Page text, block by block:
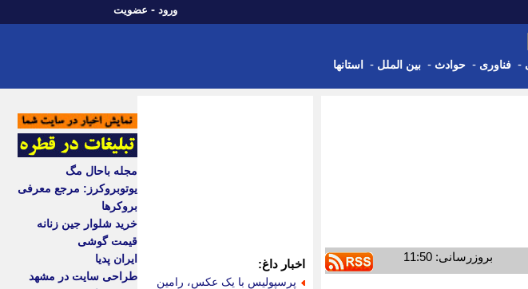
ورود - عضویت
- فناوری - حوادث - بین الملل - استانها
بروزرسانی: 11:50
اخبار داغ:
پرسپولیس با یک عکس، رامین
مجله باحال مگ
یوتوبروکرز: مرجع معرفی
بروکرها
خرید شلوار جین زنانه
قیمت گوشی
ایران پدیا
طراحی سایت در مشهد